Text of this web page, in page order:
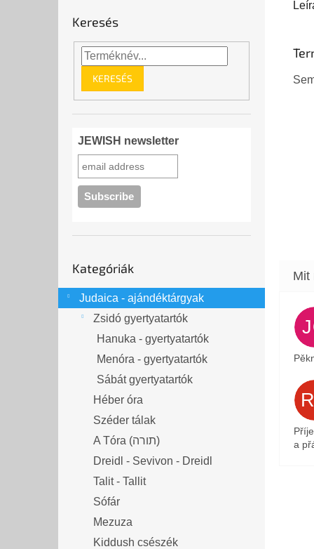
Keresés
KERESÉS
JEWISH newsletter
átugrása
Kategóriák
Judaica - ajándéktárgyak
Zsidó gyertyatartók
Hanuka - gyertyatartók
Menóra - gyertyatartók
Sábát gyertyatartók
Héber óra
Széder tálak
A Tóra (תורה)
Dreidl - Sevivon - Dreidl
Talit - Tallit
Sófár
Mezuza
Kiddush csészék
a